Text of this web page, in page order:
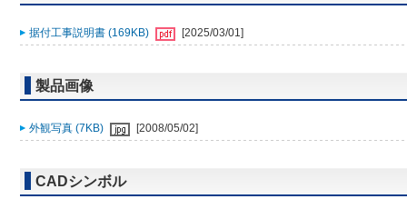
据付工事説明書 (169KB) [2025/03/01]
製品画像
外観写真 (7KB) [2008/05/02]
CADシンボル